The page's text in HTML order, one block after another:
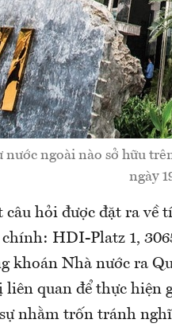
nước ngoài nào sở hữu
ngày
câu hỏi được đặt ra về
HDI-Platz 1,
khoán Nhà nước ra
liên quan để thực hiện
nhằm trốn tránh